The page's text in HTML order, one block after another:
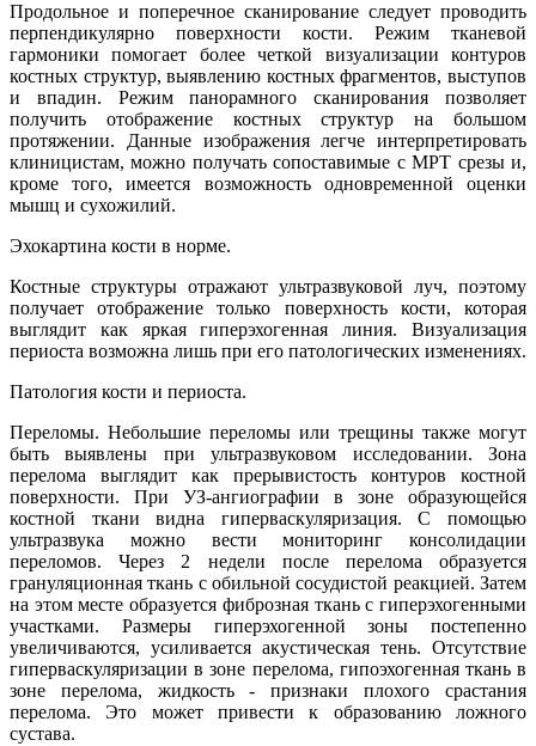
Продольное и поперечное сканирование следует проводить
перпендикулярно поверхности кости. Режим тканевой
гармоники помогает более четкой визуализации контуров
костных структур, выявлению костных фрагментов, выступов
и впадин. Режим панорамного сканирования позволяет
получить отображение костных структур на большом
протяжении. Данные изображения легче интерпретировать
клиницистам, можно получать сопоставимые с МРТ срезы и,
кроме того, имеется возможность одновременной оценки
мышц и сухожилий.
Эхокартина кости в норме.
Костные структуры отражают ультразвуковой луч, поэтому
получает отображение только поверхность кости, которая
выглядит как яркая гиперэхогенная линия. Визуализация
периоста возможна лишь при его патологических изменениях.
Патология кости и периоста.
Переломы. Небольшие переломы или трещины также могут
быть выявлены при ультразвуковом исследовании. Зона
перелома выглядит как прерывистость контуров костной
поверхности. При УЗ-ангиографии в зоне образующейся
костной ткани видна гиперваскуляризация. С помощью
ультразвука можно вести мониторинг консолидации
переломов. Через 2 недели после перелома образуется
грануляционная ткань с обильной сосудистой реакцией. Затем
на этом месте образуется фиброзная ткань с гиперэхогенными
участками. Размеры гиперэхогенной зоны постепенно
увеличиваются, усиливается акустическая тень. Отсутствие
гиперваскуляризации в зоне перелома, гипоэхогенная ткань в
зоне перелома, жидкость - признаки плохого срастания
перелома. Это может привести к образованию ложного
сустава.